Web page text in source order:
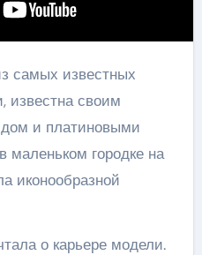
самых известных
известна своим
и платиновыми
маленьком городке на
иконообразной
о карьере модели.